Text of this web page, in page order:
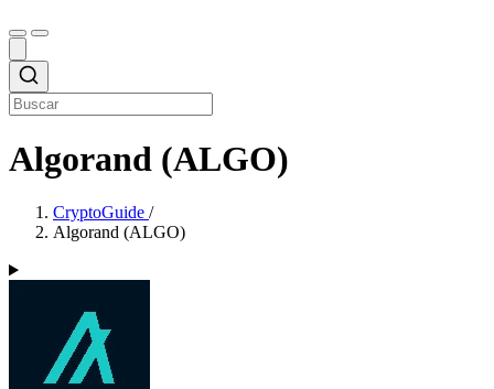
Algorand (ALGO)
CryptoGuide /
Algorand (ALGO)